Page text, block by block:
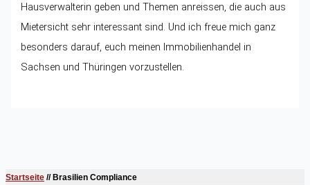
Hausverwalterin geben und Themen anreissen, die auch aus
Mietersicht sehr interessant sind. Und ich freue mich ganz
besonders darauf, euch meinen Immobilienhandel in
Sachsen und Thüringen vorzustellen.
Startseite //Brasilien Compliance